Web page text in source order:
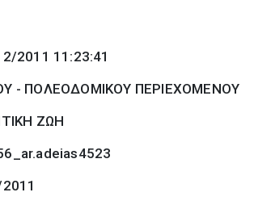
2011 11:23:41
- ΠΟΛΕΟΔΟΜΙΚΟΥ ΠΕΡΙΕΧΟΜΕΝΟΥ
ΖΩΗ